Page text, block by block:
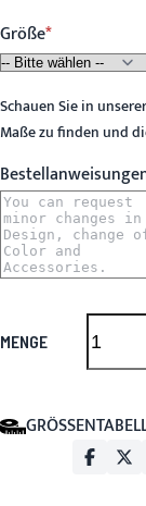
Größe
Schauen Sie in
Maße zu finden und
MENGE